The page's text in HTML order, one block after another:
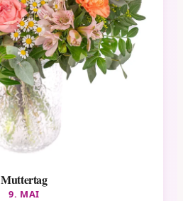
Muttertag
9. MAI